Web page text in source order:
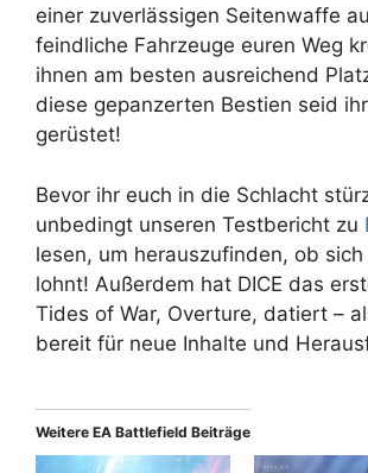
einer zuverlässigen Seitenwaffe
feindliche Fahrzeuge euren Weg
ihnen am besten ausreichend
diese gepanzerten Bestien seid
gerüstet!
Bevor ihr euch in die Schlacht
unbedingt unseren Testbericht zu
lesen, um herauszufinden, ob sich
lohnt! Außerdem hat DICE das
Tides of War, Overture, datiert –
bereit für neue Inhalte und
Weitere EA Battlefield Beiträge